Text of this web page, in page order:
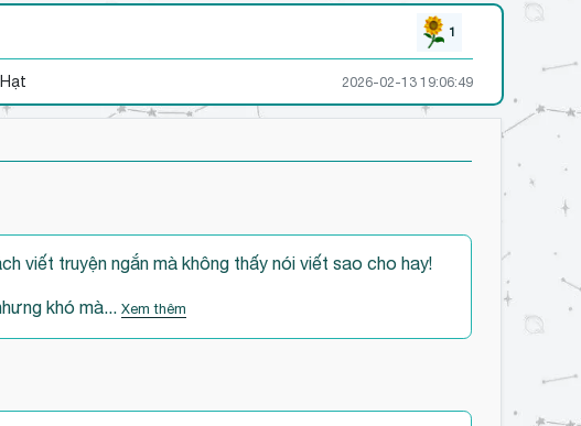
1
2026-02-13 19:06:49
viết truyện ngắn mà không thấy nói viết sao cho hay!
khó mà...Xem thêm